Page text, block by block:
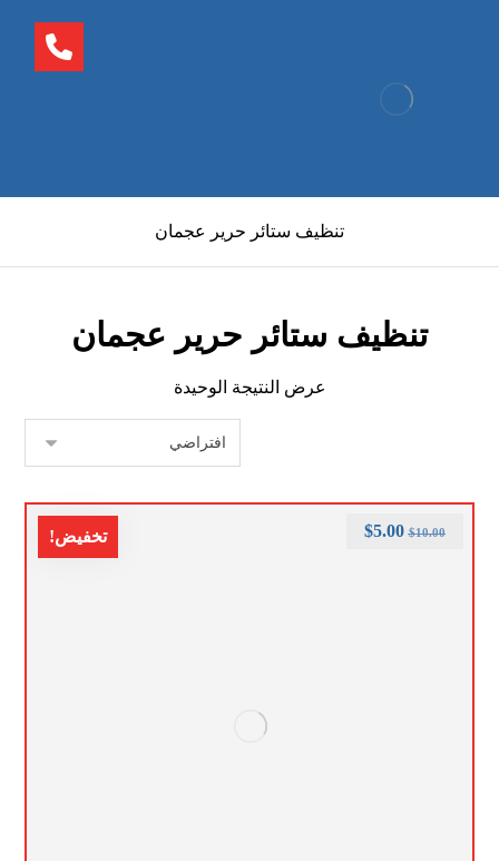
تنظيف ستائر حرير عجمان
تنظيف ستائر حرير عجمان
عرض النتيجة الوحيدة
تخفيض! $10.00
$5.00